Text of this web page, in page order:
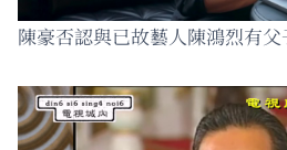
陳豪否認與已故藝人陳鴻烈有父